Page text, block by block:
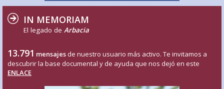
IN MEMORIAM
El legado de Arbacia
13.791 mensajes de nuestro usuario más activo. Te invitamos a
descubrir la base documental y de ayuda que nos dejó en este
ENLACE